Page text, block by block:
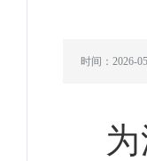
时间：2026-